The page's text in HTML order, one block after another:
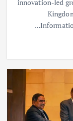
innovation-led